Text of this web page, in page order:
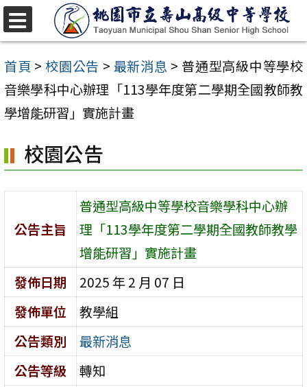
跳
至
主
要
內
區
首頁 > 校園公告 > 最新消息 > 普通型高級中等學校
音樂學科中心辦理「113學年度第二學期全國教師教
學增能研習」實施計畫
校園公告
公告主旨
普通型高級中等學校音樂學科中心辦
理「113學年度第二學期全國教師教學
增能研習」實施計畫
發佈日期
2025 年 2 月 07 日
發佈單位
教學組
公告類別
最新消息
公告等級
轉知
選
單